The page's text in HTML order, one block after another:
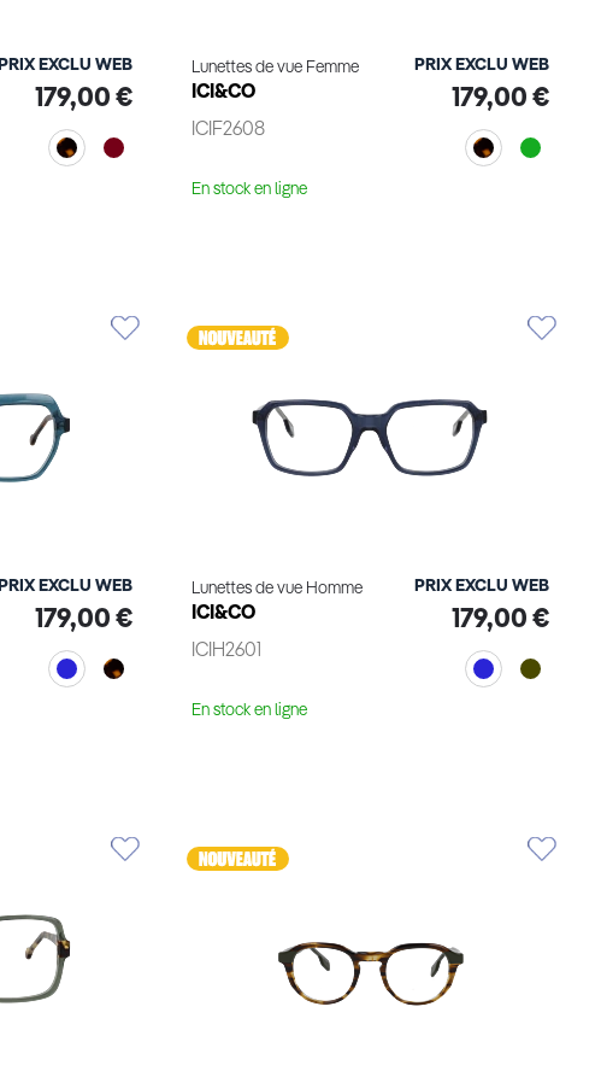
PRIX EXCLU WEB
179,00 €
Lunettes de vue Femme
ICI&CO
ICIF2608
PRIX EXCLU WEB
179,00 €
En stock en ligne
PRIX EXCLU WEB
179,00 €
Lunettes de vue Homme
ICI&CO
ICIH2601
PRIX EXCLU WEB
179,00 €
En stock en ligne